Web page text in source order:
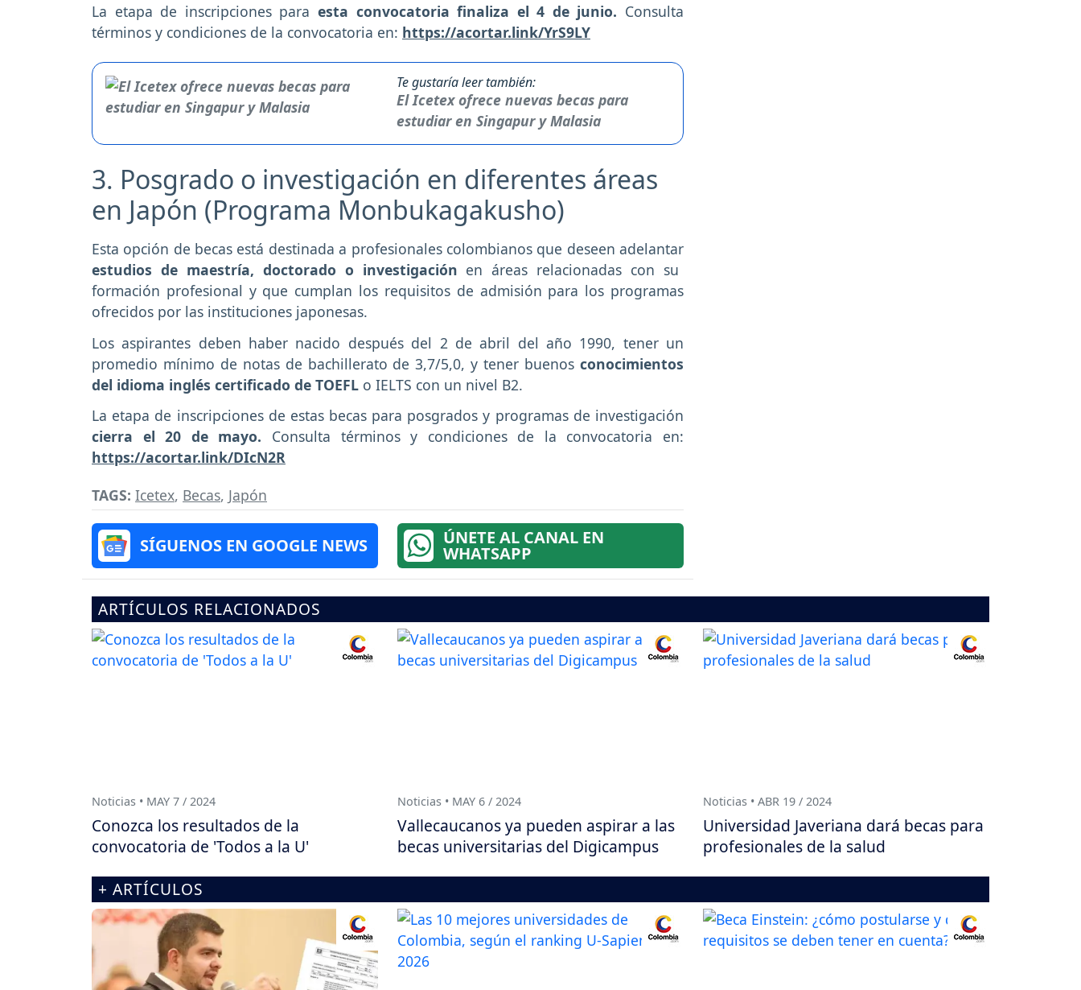
La etapa de inscripciones para esta convocatoria finaliza el 4 de junio. Consulta
términos y condiciones de la convocatoria en: https://acortar.link/YrS9LY
Te gustaría leer también:
El Icetex ofrece nuevas becas para
estudiar en Singapur y Malasia
3. Posgrado o investigación en diferentes áreas
en Japón (Programa Monbukagakusho)
Esta opción de becas está destinada a profesionales colombianos que deseen adelantar
estudios de maestría, doctorado o investigación en áreas relacionadas con su
formación profesional y que cumplan los requisitos de admisión para los programas
ofrecidos por las instituciones japonesas.
Los aspirantes deben haber nacido después del 2 de abril del año 1990, tener un
promedio mínimo de notas de bachillerato de 3,7/5,0, y tener buenos conocimientos
del idioma inglés certificado de TOEFL o IELTS con un nivel B2.
La etapa de inscripciones de estas becas para posgrados y programas de investigación
cierra el 20 de mayo. Consulta términos y condiciones de la convocatoria en:
https://acortar.link/DIcN2R
TAGS: Icetex, Becas, Japón
SÍGUENOS EN GOOGLE NEWS ÚNETE AL CANAL EN
WHATSAPP
ARTÍCULOS RELACIONADOS
Noticias • MAY 7 / 2024
Conozca los resultados de la
convocatoria de 'Todos a la U'
Noticias • MAY 6 / 2024
Vallecaucanos ya pueden aspirar a las
becas universitarias del Digicampus
Noticias • ABR 19 / 2024
Universidad Javeriana dará becas para
profesionales de la salud
+ ARTÍCULOS